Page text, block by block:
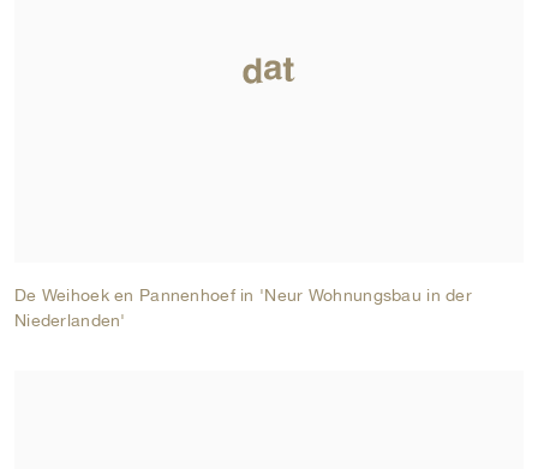
De Weihoek en Pannenhoef in 'Neur Wohnungsbau in der
Niederlanden'